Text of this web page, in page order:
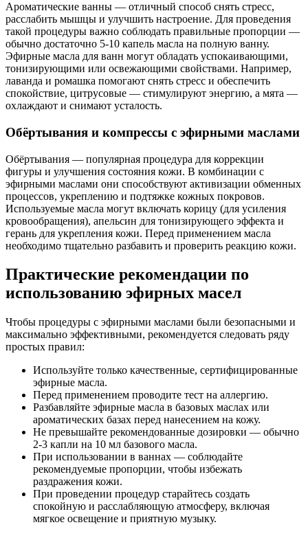
Ароматические ванны — отличный способ снять стресс,
расслабить мышцы и улучшить настроение. Для проведения
такой процедуры важно соблюдать правильные пропорции —
обычно достаточно 5-10 капель масла на полную ванну.
Эфирные масла для ванн могут обладать успокаивающими,
тонизирующими или освежающими свойствами. Например,
лаванда и ромашка помогают снять стресс и обеспечить
спокойствие, цитрусовые — стимулируют энергию, а мята —
охлаждают и снимают усталость.
Обёртывания и компрессы с эфирными маслами
Обёртывания — популярная процедура для коррекции
фигуры и улучшения состояния кожи. В комбинации с
эфирными маслами они способствуют активизации обменных
процессов, укреплению и подтяжке кожных покровов.
Используемые масла могут включать корицу (для усиления
кровообращения), апельсин для тонизирующего эффекта и
герань для укрепления кожи. Перед применением масла
необходимо тщательно разбавить и проверить реакцию кожи.
Практические рекомендации по
использованию эфирных масел
Чтобы процедуры с эфирными маслами были безопасными и
максимально эффективными, рекомендуется следовать ряду
простых правил:
Используйте только качественные, сертифицированные
эфирные масла.
Перед применением проводите тест на аллергию.
Разбавляйте эфирные масла в базовых маслах или
ароматических базах перед нанесением на кожу.
Не превышайте рекомендованные дозировки — обычно
2-3 капли на 10 мл базового масла.
При использовании в ваннах — соблюдайте
рекомендуемые пропорции, чтобы избежать
раздражения кожи.
При проведении процедур старайтесь создать
спокойную и расслабляющую атмосферу, включая
мягкое освещение и приятную музыку.